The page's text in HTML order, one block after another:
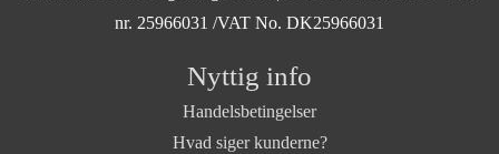
nr. 25966031 /VAT No. DK25966031
Nyttig info
Handelsbetingelser
Hvad siger kunderne?